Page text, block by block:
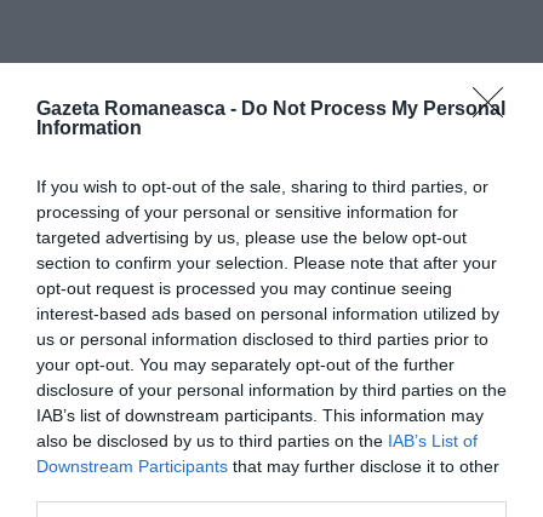
Gazeta Romaneasca - Do Not Process My Personal
Information
If you wish to opt-out of the sale, sharing to third parties, or
processing of your personal or sensitive information for
targeted advertising by us, please use the below opt-out
section to confirm your selection. Please note that after your
opt-out request is processed you may continue seeing
interest-based ads based on personal information utilized by
us or personal information disclosed to third parties prior to
your opt-out. You may separately opt-out of the further
disclosure of your personal information by third parties on the
IAB’s list of downstream participants. This information may
also be disclosed by us to third parties on the IAB’s List of
Downstream Participants that may further disclose it to other
See
moreElena Olariu, în Italia de 27 de ani,
florăreasă lângă Bergamo: «Românii au
nevoie de solidaritate»
Următorul articol
Energiile risipite în dreptatea fiecăruia din
comunitatea românească
AȚI PUTEA DORI DE
ASEMENEA